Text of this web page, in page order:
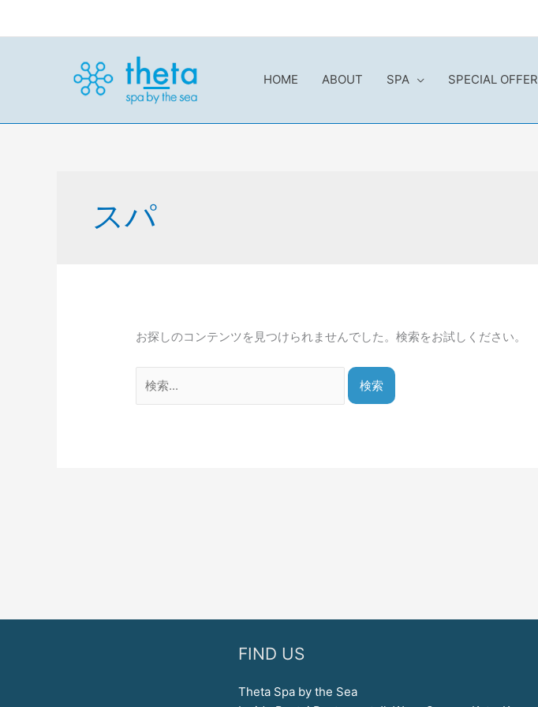
プ
HOME ABOUT SPA SPECIAL OFFER
スパ
お探しのコンテンツを見つけられませんでした。検索をお試しください。
対
FIND US
Theta Spa by the Sea